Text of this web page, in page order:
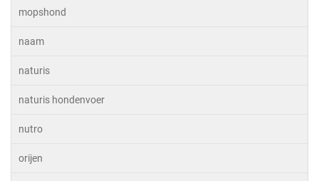
mopshond
naam
naturis
naturis hondenvoer
nutro
orijen